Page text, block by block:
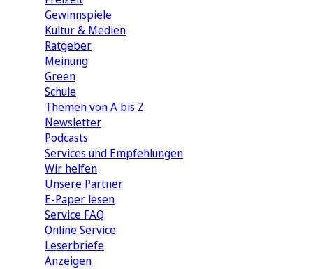
Gewinnspiele
Kultur & Medien
Ratgeber
Meinung
Green
Schule
Themen von A bis Z
Newsletter
Podcasts
Services und Empfehlungen
Wir helfen
Unsere Partner
E-Paper lesen
Service FAQ
Online Service
Leserbriefe
Anzeigen